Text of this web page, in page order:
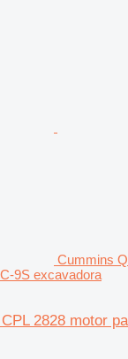
Cummins
9S excavadora
2828 motor